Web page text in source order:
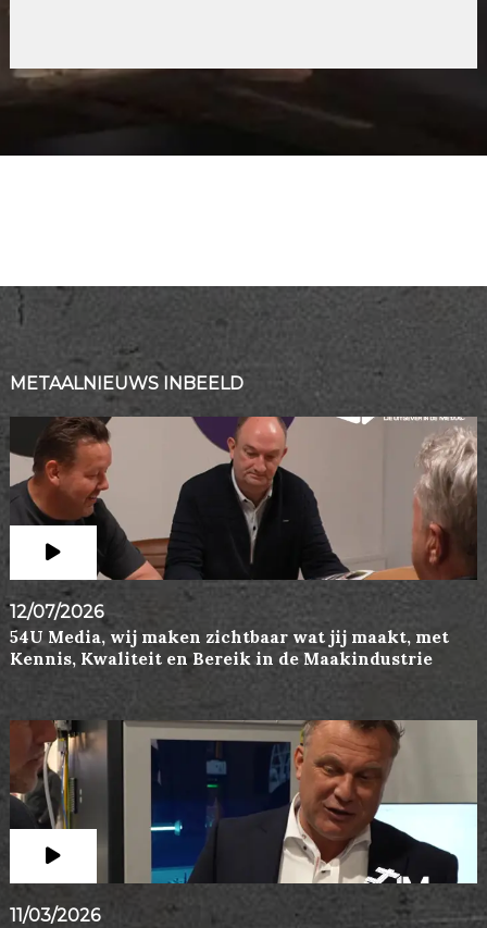
METAALNIEUWS INBEELD
12/07/2026
54U Media, wij maken zichtbaar wat jij maakt, met
Kennis, Kwaliteit en Bereik in de Maakindustrie
11/03/2026